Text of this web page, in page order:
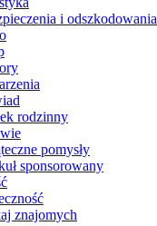
i odszkodowania
rodzinny
pomysły
sponsorowany
znajomych